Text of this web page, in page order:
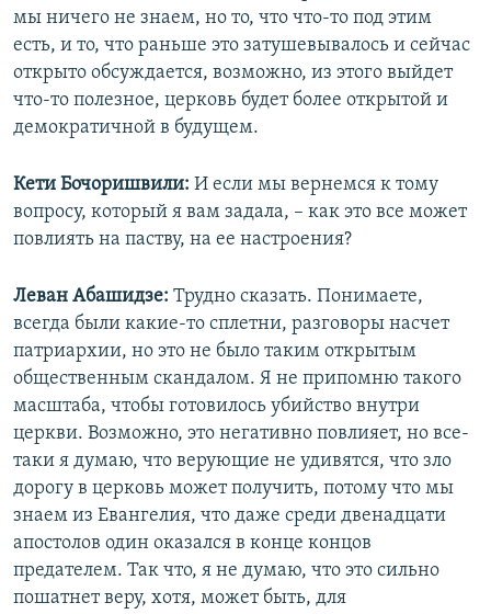
мы ничего не знаем, но то, что что-то под этим
есть, и то, что раньше это затушевывалось и сейчас
открыто обсуждается, возможно, из этого выйдет
что-то полезное, церковь будет более открытой и
демократичной в будущем.
Кети Бочоришвили: И если мы вернемся к тому
вопросу, который я вам задала, – как это все может
повлиять на паству, на ее настроения?
Леван Абашидзе: Трудно сказать. Понимаете,
всегда были какие-то сплетни, разговоры насчет
патриархии, но это не было таким открытым
общественным скандалом. Я не припомню такого
масштаба, чтобы готовилось убийство внутри
церкви. Возможно, это негативно повлияет, но все-
таки я думаю, что верующие не удивятся, что зло
дорогу в церковь может получить, потому что мы
знаем из Евангелия, что даже среди двенадцати
апостолов один оказался в конце концов
предателем. Так что, я не думаю, что это сильно
пошатнет веру, хотя, может быть, для